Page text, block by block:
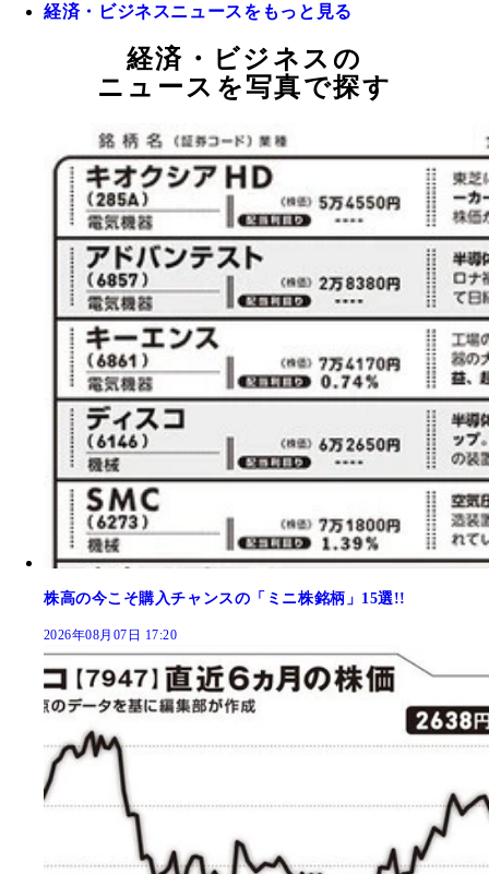
経済・ビジネスニュースをもっと見る
経済・ビジネスの
ニュースを写真で探す
株高の今こそ購入チャンスの「ミニ株銘柄」15選!!
2026年08月07日 17:20